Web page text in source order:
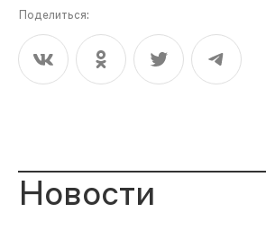
Поделиться:
Новости